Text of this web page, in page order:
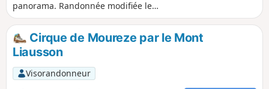
panorama. Randonnée modifiée le
11/05/2023 avec Hérault Tourisme. Voir
informations pratiques. Cette
randonnée est susceptible d'être
interdite en fonction du niveau de
risque des incendies. Pensez à
consulter la carte.
Cirque de Moureze par le Mont
Liausson
Visorandonneur